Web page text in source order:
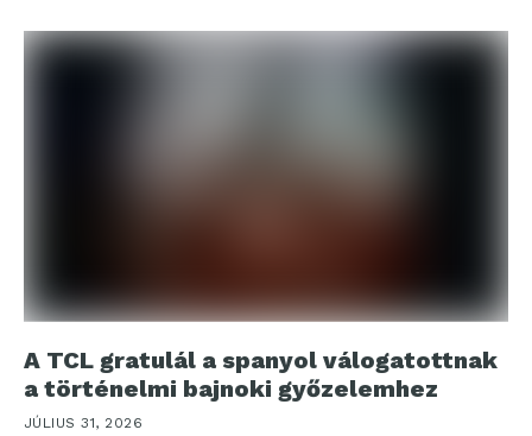
A TCL gratulál a spanyol válogatottnak
a történelmi bajnoki győzelemhez
JÚLIUS 31, 2026